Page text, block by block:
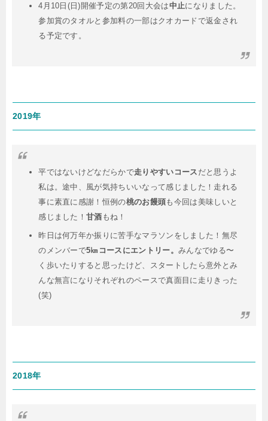
4月10日(日)開催予定の第20回大会は中止になりました。
参加賞のタオルと参加料の一部はクオカードで返金され
る予定です。
2019年
平ではないけどなだらかで走りやすいコース だと思うよ
私は。途中、風が気持ちいいなって感じました！走れる
事に素直に感謝！恒例の桃のお饅頭も今回は美味しいと
感じました！甘酒 もね！
昨日は何万年か振りに苦手なマラソンをしました！無尽
のメンバーで5㎞コースにエントリー。 みんなでゆる〜
く歩いたりすると思ったけど、スタートしたら意外とみ
んな無言になりそれぞれのペースで真面目に走りきった
(笑)
2018年